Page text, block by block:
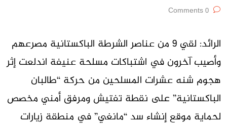
الرائد: لقي 9 من عناصر الشرطة الباكستانية مصرعهم
وأصيب آخرون في اشتباكات مسلحة عنيفة اندلعت إثر
هجوم شنه عشرات المسلحين من حركة “طالبان
الباكستانية” على نقطة تفتيش ومرفق أمني مخصص
لحماية موقع إنشاء سد “مانغي” في منطقة زيارات